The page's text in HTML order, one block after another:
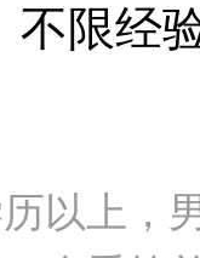
限经
以上，